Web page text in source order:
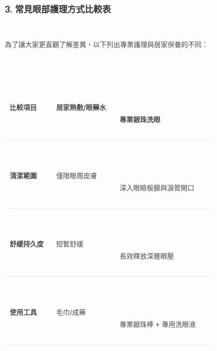
3. 常見眼部護理方式比較表
為了讓大家更直觀了解差異，以下列出專業護理與居家保養的不同：
比較項目
居家熱敷/眼藥水
專業銀珠洗眼
清潔範圍
僅限眼周皮膚
深入眼瞼板腺與淚管開口
舒緩持久度
短暫舒緩
長效釋放深層眼壓
使用工具
毛巾/成藥
專業銀珠棒 + 專用洗眼液